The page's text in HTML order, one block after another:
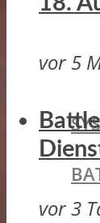
vor 5
vor 3